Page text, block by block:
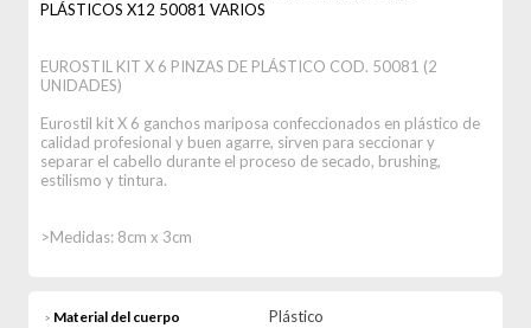
PLÁSTICOS X12 50081 VARIOS
EUROSTIL KIT X 6 PINZAS DE PLÁSTICO COD. 50081 (2
UNIDADES)
Eurostil kit X 6 ganchos mariposa confeccionados en plástico de
calidad profesional y buen agarre, sirven para seccionar y
separar el cabello durante el proceso de secado, brushing,
estilismo y tintura.
>Medidas: 8cm x 3cm
> Material del cuerpo Plástico